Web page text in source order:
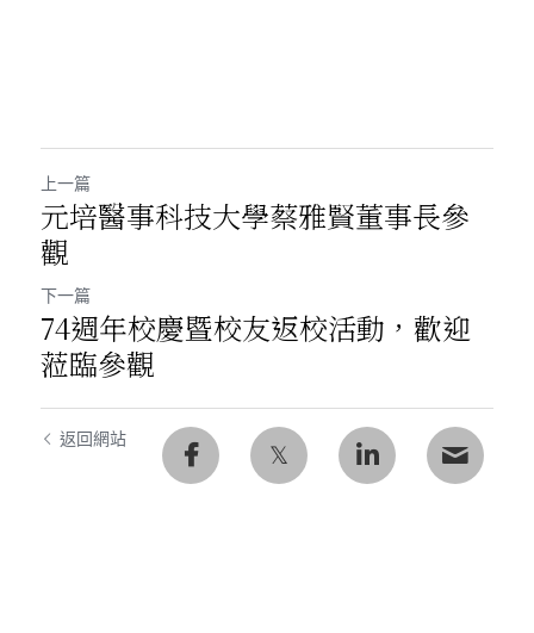
上一篇
元培醫事科技大學蔡雅賢董事長參
觀
下一篇
74週年校慶暨校友返校活動，歡迎
蒞臨參觀
返回網站